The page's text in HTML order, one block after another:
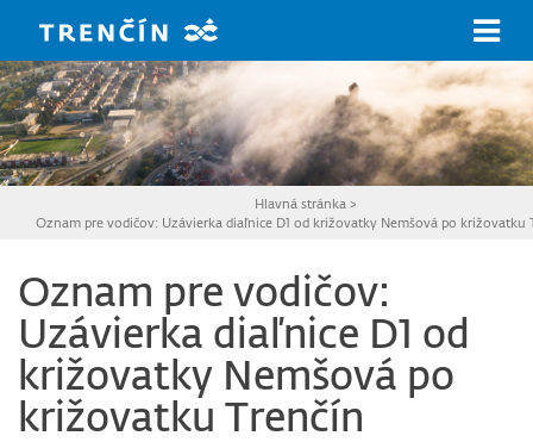
Hlavná stránka >
Oznam pre vodičov: Uzávierka diaľnice D1 od križovatky Nemšová po križovatku
Oznam pre vodičov:
Uzávierka diaľnice D1 od
križovatky Nemšová po
križovatku Trenčín